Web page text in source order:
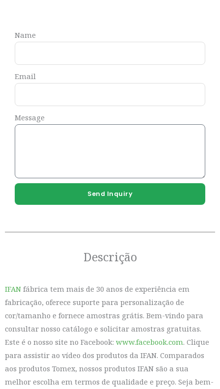
Name
Email
Message
Send Inquiry
Descrição
IFAN fábrica tem mais de 30 anos de experiência em
fabricação, oferece suporte para personalização de
cor/tamanho e fornece amostras grátis. Bem-vindo para
consultar nosso catálogo e solicitar amostras gratuitas.
Este é o nosso site no Facebook: www.facebook.com. Clique
para assistir ao vídeo dos produtos da IFAN. Comparados
aos produtos Tomex, nossos produtos IFAN são a sua
melhor escolha em termos de qualidade e preço. Seja bem-